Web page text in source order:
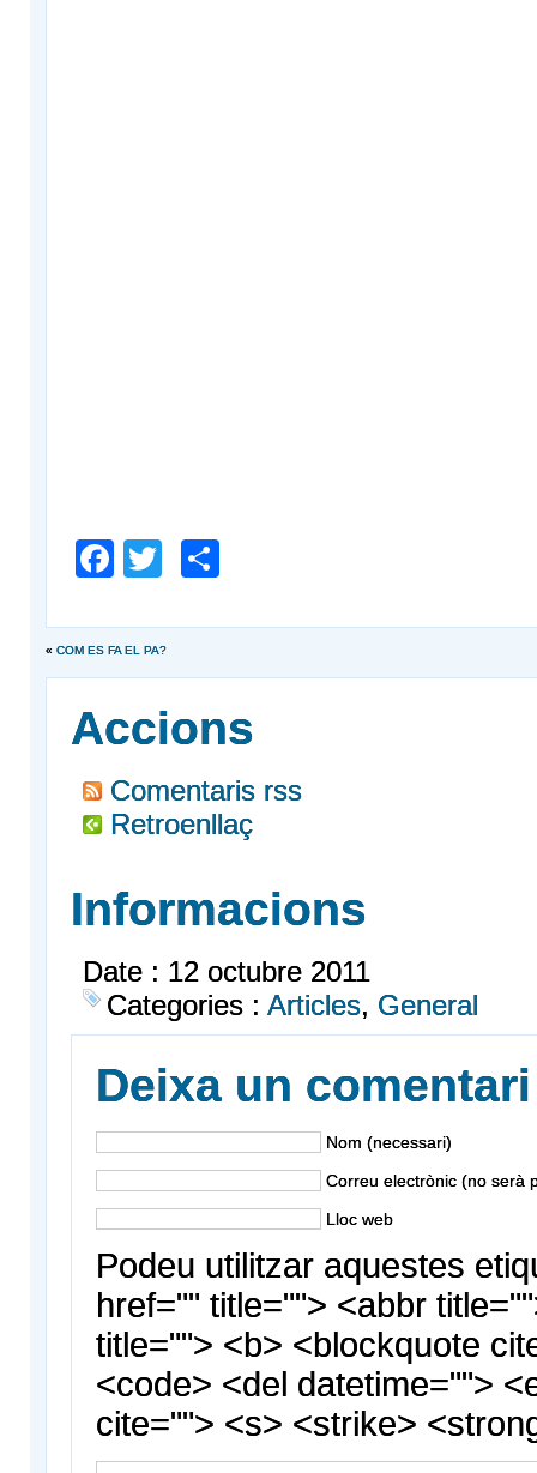
Facebook
Twitter
« COM ES FA EL PA?
Accions
Comentaris rss
Retroenllaç
Informacions
Date : 12 octubre 2011
Categories : Articles, General
Deixa un comentari
Nom (necessari)
Correu electrònic (no serà
Lloc web
Podeu utilitzar aquestes
href="" title=""> <abbr
title=""> <b> <blockquote
<code> <del datetime="">
cite=""> <s> <strike>